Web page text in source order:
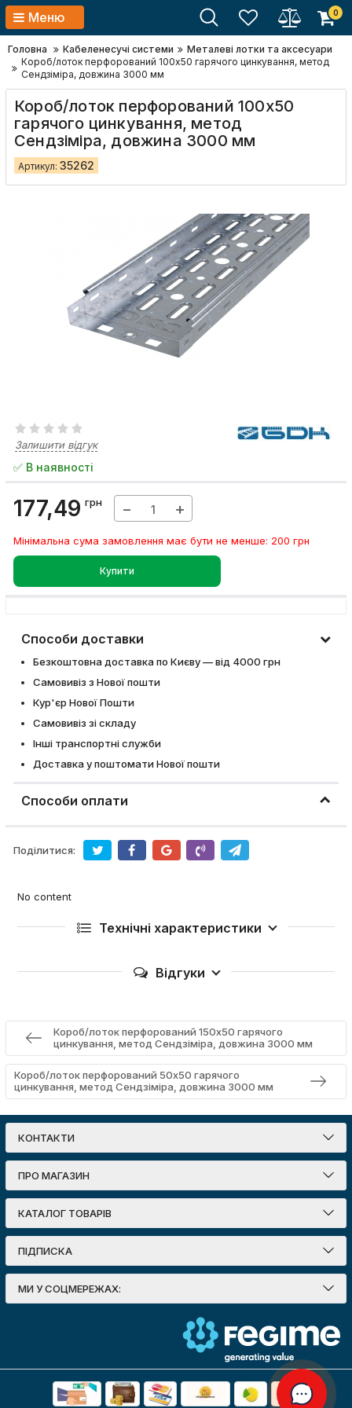
Меню 0
Головна Кабеленесучі системи
Металеві лотки та аксесуари
Короб/лоток перфорований 100х50 гарячого цинкування, метод
Сендзіміра, довжина 3000 мм
Короб/лоток перфорований 100х50
гарячого цинкування, метод
Сендзіміра, довжина 3000 мм
Артикул: 35262
Залишити відгук
✅ В наявності
177,49 грн − +
Мінімальна сума замовлення має бути не менше: 200 грн
Купити
Способи доставки
Безкоштовна доставка по Києву — від 4000 грн
Самовивіз з Нової пошти
Кур'єр Нової Пошти
Самовивіз зі складу
Інші транспортні служби
Доставка у поштомати Нової пошти
Способи оплати
Поділитися:
No content
Технічні характеристики
Відгуки
Короб/лоток перфорований 150х50 гарячого
цинкування, метод Сендзіміра, довжина 3000 мм
Короб/лоток перфорований 50х50 гарячого
цинкування, метод Сендзіміра, довжина 3000 мм
КОНТАКТИ
ПРО МАГАЗИН
КАТАЛОГ ТОВАРІВ
ПІДПИСКА
МИ У СОЦМЕРЕЖАХ: